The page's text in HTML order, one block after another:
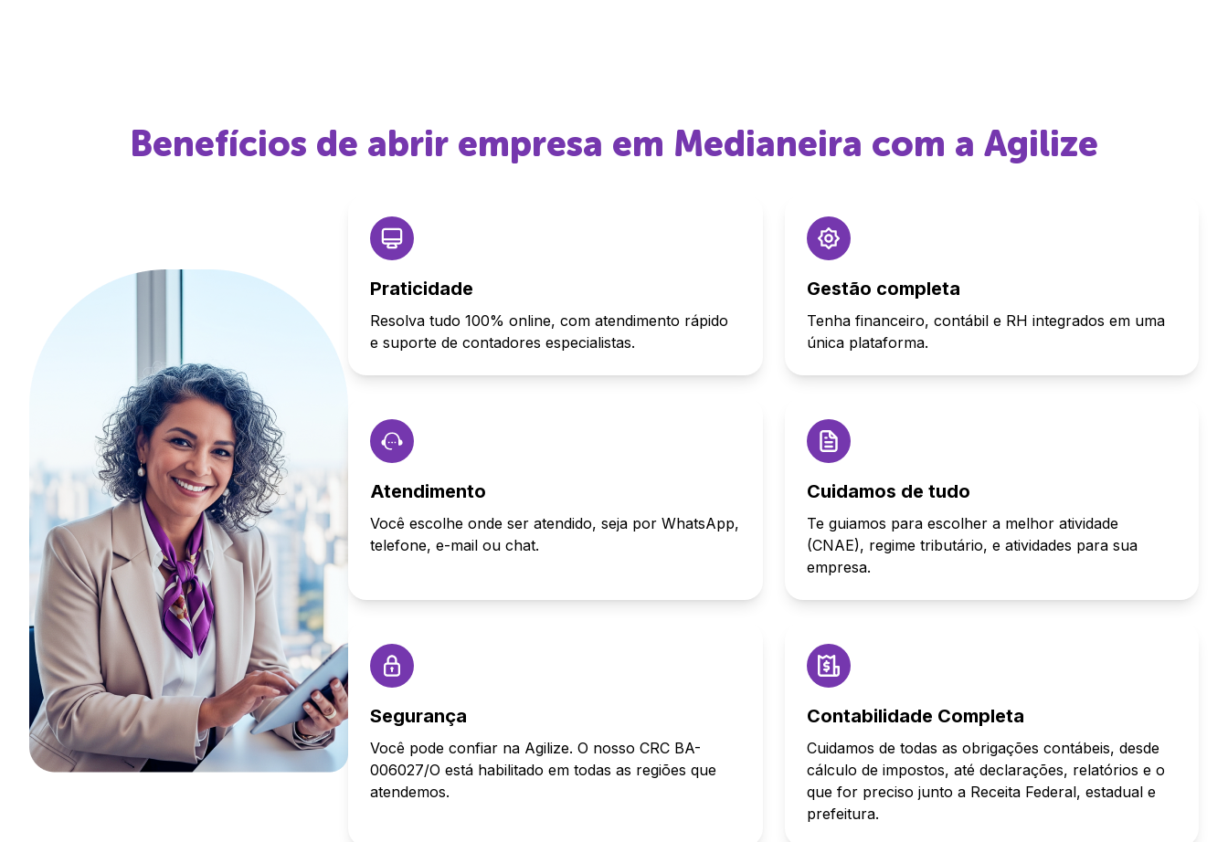
Benefícios de abrir empresa em Medianeira com a Agilize
Praticidade
Resolva tudo 100% online, com atendimento rápido
e suporte de contadores especialistas.
Gestão completa
Tenha financeiro, contábil e RH integrados em uma
única plataforma.
Atendimento
Você escolhe onde ser atendido, seja por WhatsApp,
telefone, e-mail ou chat.
Cuidamos de tudo
Te guiamos para escolher a melhor atividade
(CNAE), regime tributário, e atividades para sua
empresa.
Segurança
Você pode confiar na Agilize. O nosso CRC BA-
006027/O está habilitado em todas as regiões que
atendemos.
Contabilidade Completa
Cuidamos de todas as obrigações contábeis, desde
cálculo de impostos, até declarações, relatórios e o
que for preciso junto a Receita Federal, estadual e
prefeitura.